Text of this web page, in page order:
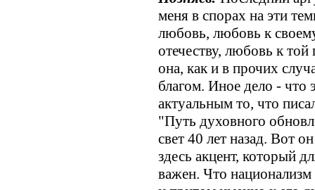
меня в спорах на эти
любовь, любовь к
отечеству, любовь к
она, как и в прочих
благом. Иное дело - что
актуальным то, что
"Путь духовного
свет 40 лет назад. Вот
здесь акцент, который
важен. Что национализм